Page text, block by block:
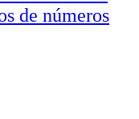
de números